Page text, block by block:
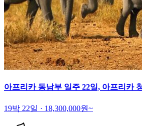
아프리카 동남부 일주 22일, 아프리카
19박 22일 · 18,300,000원~